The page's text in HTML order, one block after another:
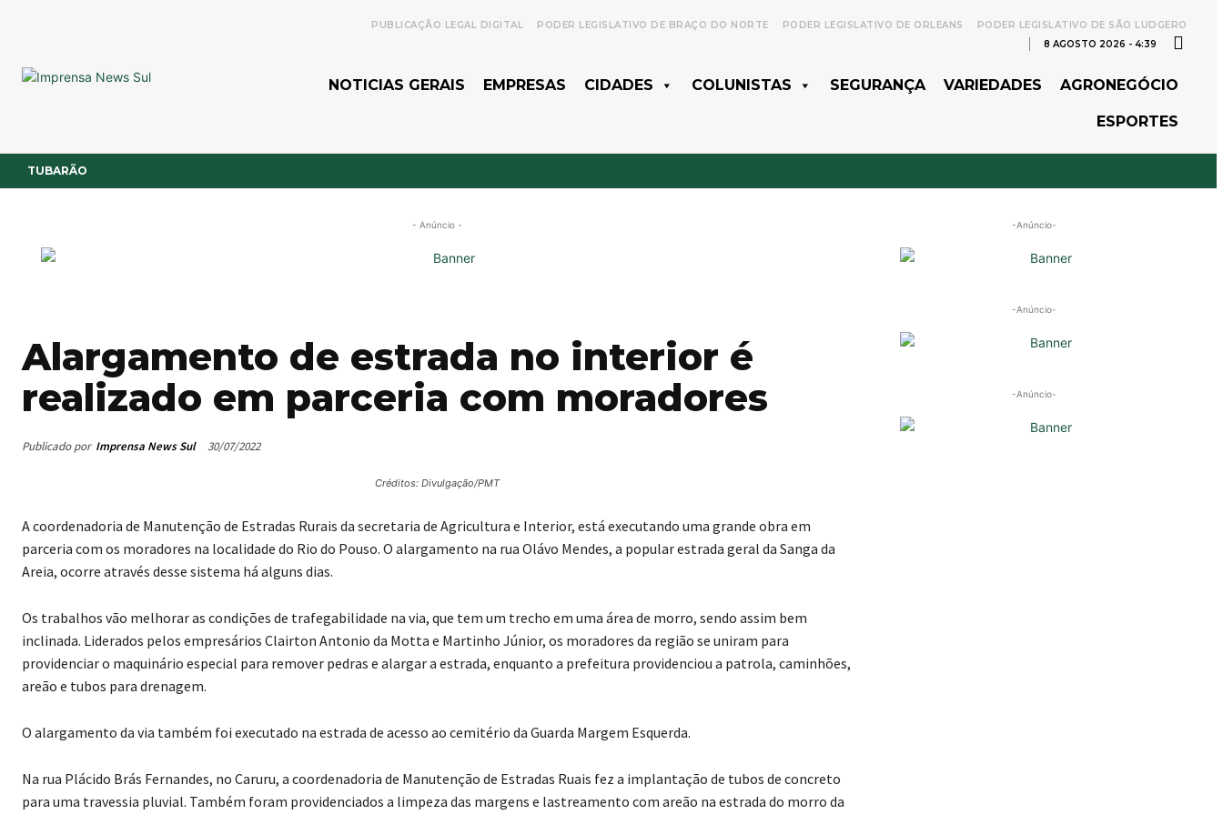
PUBLICAÇÃO LEGAL DIGITAL PODER LEGISLATIVO DE BRAÇO DO NORTE PODER LEGISLATIVO DE ORLEANS
PODER LEGISLATIVO DE SÃO LUDGERO
8 AGOSTO 2026 - 4:39
NOTICIAS GERAIS EMPRESAS CIDADES COLUNISTAS SEGURANÇA VARIEDADES AGRONEGÓCIO
ESPORTES
TUBARÃO
- Anúncio -
Alargamento de estrada no interior é
realizado em parceria com moradores
Publicado por Imprensa News Sul 30/07/2022
Créditos: Divulgação/PMT
A coordenadoria de Manutenção de Estradas Rurais da secretaria de Agricultura e Interior, está executando uma grande obra em
parceria com os moradores na localidade do Rio do Pouso. O alargamento na rua Olávo Mendes, a popular estrada geral da Sanga da
Areia, ocorre através desse sistema há alguns dias.
Os trabalhos vão melhorar as condições de trafegabilidade na via, que tem um trecho em uma área de morro, sendo assim bem
inclinada. Liderados pelos empresários Clairton Antonio da Motta e Martinho Júnior, os moradores da região se uniram para
providenciar o maquinário especial para remover pedras e alargar a estrada, enquanto a prefeitura providenciou a patrola, caminhões,
areão e tubos para drenagem.
O alargamento da via também foi executado na estrada de acesso ao cemitério da Guarda Margem Esquerda.
Na rua Plácido Brás Fernandes, no Caruru, a coordenadoria de Manutenção de Estradas Ruais fez a implantação de tubos de concreto
para uma travessia pluvial. Também foram providenciados a limpeza das margens e lastreamento com areão na estrada do morro da
-Anúncio-
-Anúncio-
-Anúncio-